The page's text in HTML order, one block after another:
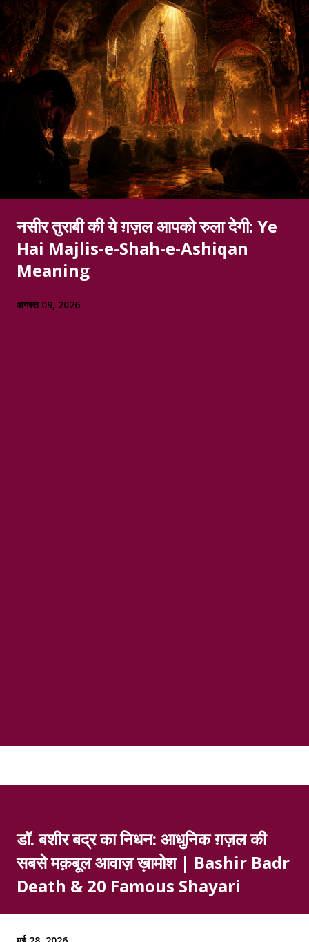
नसीर तुराबी की ये ग़ज़ल आपको रुला देगी: Ye
Hai Majlis-e-Shah-e-Ashiqan
Meaning
अगस्त 09, 2026
डॉ. बशीर बद्र का निधन: आधुनिक ग़ज़ल की
सबसे मक़बूल आवाज़ ख़ामोश | Bashir Badr
Death & 20 Famous Shayari